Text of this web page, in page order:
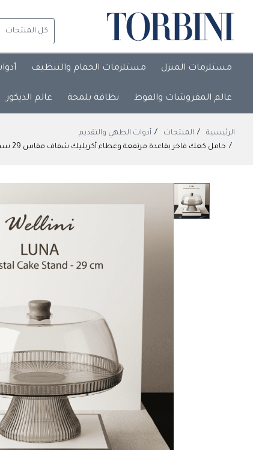
مستلزمات المنزل مستلزمات الحمام والتنظيف
عالم المفروشات والفوط نظافة بلمحة عالم الديكور
الرئيسية المنتجات
أدوات الطهي والتقديم
حامل كعك فاخر بقاعدة مرتفعة وغطاء أكريليك شفاف مقاس 29 سم - موديل لونا من ويليني (Wellini LUNA) Wellini LUNA 29cm Pedestal Cake Stand with Transparent Acrylic Dome Lid